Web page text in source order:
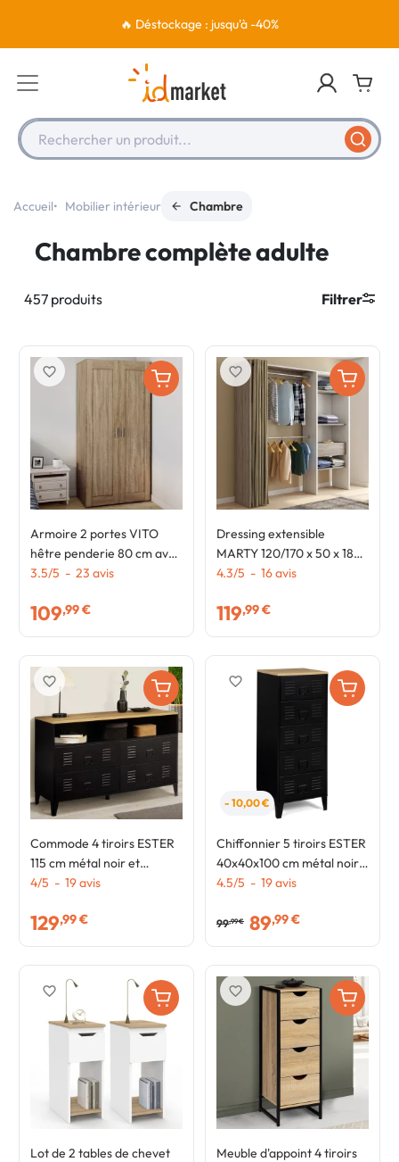
🔥 Déstockage : jusqu'à -40%
Rechercher un produit...
Accueil Mobilier intérieur Chambre
Chambre complète adulte
457 produits Filtrer
Armoire 2 portes VITO
hêtre penderie 80 cm avec
étagères rangement maxi
3.5/5 - 23 avis
109,99 €
favorite_border
Dressing extensible
MARTY 120/170 x 50 x 180
cm blanc avec étagères
rideau taupe
4.3/5 - 16avis
119,99 €
favorite_border
Commode 4 tiroirs ESTER
115 cm métal noir et
plateau façon hêtre avec
4/5 - 19avis
129,99 €
favorite_border
- 10,00 €
Chiffonnier 5 tiroirs ESTER
40x40x100 cm métal noir
et plateau façon hêtre
4.5/5 - 19avis
99,99 € 89,99 €
favorite_border
Lot de 2 tables de chevet
favorite_border
Meuble d'appoint 4 tiroirs
favorite_border